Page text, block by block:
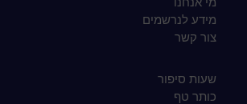
מידע לנרשמים
צור קשר
שעות סיפור
כותר טף